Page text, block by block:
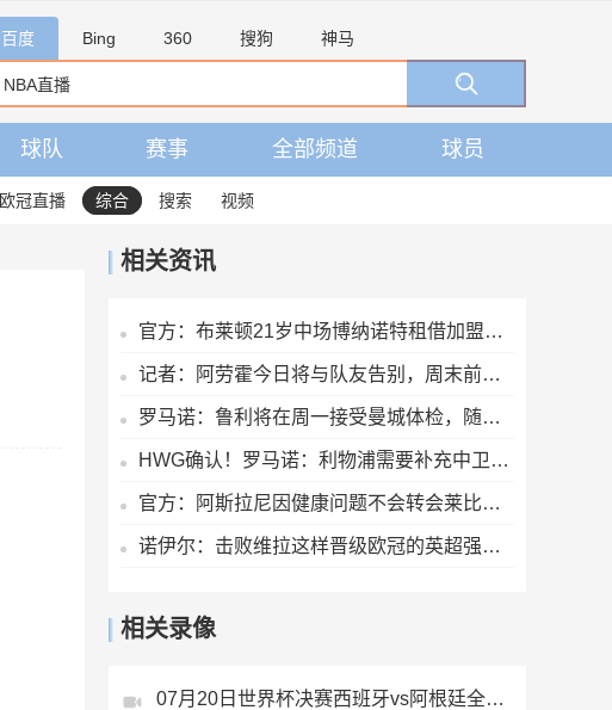
百度 Bing 360 搜狗 神马
球队 赛事 全部频道 球员
欧冠直播 综合 搜索 视频
相关资讯
官方：布莱顿21岁中场博纳诺特租借加盟埃尔切，期限为一年
记者：阿劳霍今日将与队友告别，周末前往英格兰租借加盟利物浦
罗马诺：鲁利将在周一接受曼城体检，随后官宣
HWG确认！罗马诺：利物浦需要补充中卫深度，如今出手签下阿劳霍
官方：阿斯拉尼因健康问题不会转会莱比锡，将留在霍芬海姆
诺伊尔：击败维拉这样晋级欧冠的英超强队，很重要
相关录像
07月20日世界杯决赛西班牙vs阿根廷全场录像